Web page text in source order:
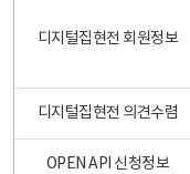
디지털집현전 회원정보
디지털집현전 의견수렴
OPEN API 신청정보